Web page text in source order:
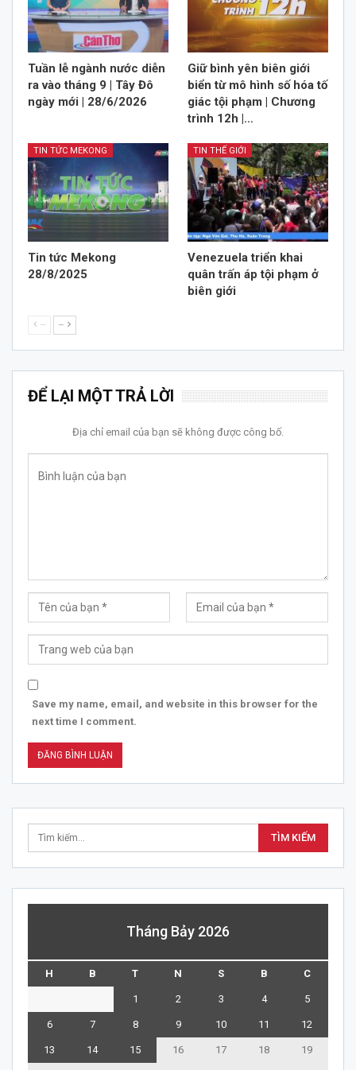
Tuần lễ ngành nước diễn
ra vào tháng 9 | Tây Đô
ngày mới | 28/6/2026
Giữ bình yên biên giới
biển từ mô hình số hóa tố
giác tội phạm | Chương
trình 12h |…
TIN TỨC MEKONG
Tin tức Mekong
28/8/2025
TIN THẾ GIỚI
Venezuela triển khai
quân trấn áp tội phạm ở
biên giới
-- --
ĐỂ LẠI MỘT TRẢ LỜI
Địa chỉ email của bạn sẽ không được công bố.
Save my name, email, and website in this browser for the
next time I comment.
Tháng Bảy 2026
H B T N S B C
1 2 3 4 5
6 7 8 9 10 11 12
13 14 15 16 17 18 19